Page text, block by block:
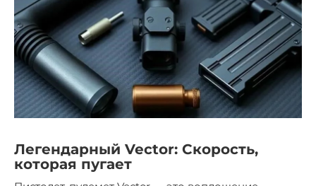
Легендарный Vector: Скорость,
которая пугает